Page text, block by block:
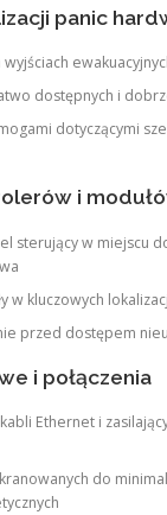
panic
wyjściach
dostępnych i
dotyczącymi
i
sterujący w miejscu
w kluczowych
przed dostępem
i połączenia
Ethernet i
do